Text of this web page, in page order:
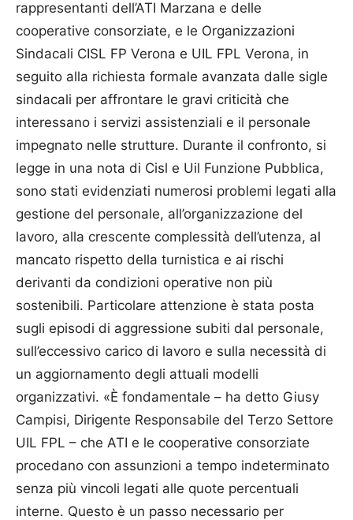
rappresentanti dell’ATI Marzana e delle
cooperative consorziate, e le Organizzazioni
Sindacali CISL FP Verona e UIL FPL Verona, in
seguito alla richiesta formale avanzata dalle sigle
sindacali per affrontare le gravi criticità che
interessano i servizi assistenziali e il personale
impegnato nelle strutture. Durante il confronto, si
legge in una nota di Cisl e Uil Funzione Pubblica,
sono stati evidenziati numerosi problemi legati alla
gestione del personale, all’organizzazione del
lavoro, alla crescente complessità dell’utenza, al
mancato rispetto della turnistica e ai rischi
derivanti da condizioni operative non più
sostenibili. Particolare attenzione è stata posta
sugli episodi di aggressione subiti dal personale,
sull’eccessivo carico di lavoro e sulla necessità di
un aggiornamento degli attuali modelli
organizzativi. «È fondamentale – ha detto Giusy
Campisi, Dirigente Responsabile del Terzo Settore
UIL FPL – che ATI e le cooperative consorziate
procedano con assunzioni a tempo indeterminato
senza più vincoli legati alle quote percentuali
interne. Questo è un passo necessario per